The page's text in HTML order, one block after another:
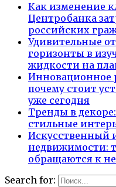
Как изменение
Центробанка
российских
Удивительные
горизонты в
жидкости на
Инновационное
почему стоит
уже сегодня
Тренды в
стильные
Искусственный
недвижимости:
обращаются к
Search for: